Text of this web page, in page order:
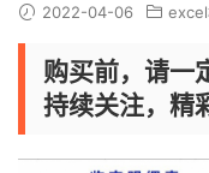
2022-04-06
购买前，请一
持续关注，精